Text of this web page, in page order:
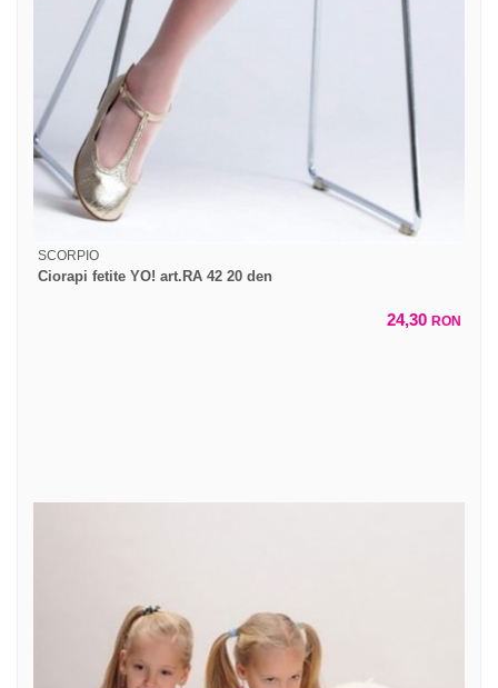
SCORPIO
Ciorapi fetite YO! art.RA 42 20 den
24,30 RON